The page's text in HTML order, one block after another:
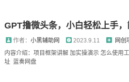
作者： 小黑辅助网 2023.9.11
网创
内容介绍：项目框架讲解 加实操演示 怎么使用
址 蓝奏网盘